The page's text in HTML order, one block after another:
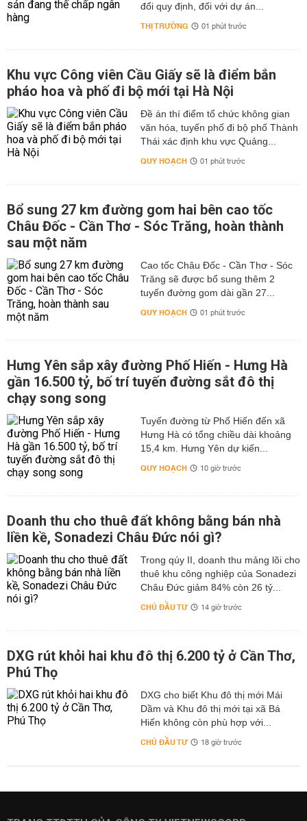
đổi quy định, đối với dự án...
THỊ TRƯỜNG 01 phút trước
Khu vực Công viên Cầu Giấy sẽ là điểm bắn
pháo hoa và phố đi bộ mới tại Hà Nội
Đề án thí điểm tổ chức không gian
văn hóa, tuyến phố đi bộ phố Thành
Thái xác định khu vực Quảng...
QUY HOẠCH 01 phút trước
Bổ sung 27 km đường gom hai bên cao tốc
Châu Đốc - Cần Thơ - Sóc Trăng, hoàn thành
sau một năm
Cao tốc Châu Đốc - Cần Thơ - Sóc
Trăng sẽ được bổ sung thêm 2
tuyến đường gom dài gần 27...
QUY HOẠCH 01 phút trước
Hưng Yên sắp xây đường Phố Hiến - Hưng Hà
gần 16.500 tỷ, bố trí tuyến đường sắt đô thị
chạy song song
Tuyến đường từ Phố Hiến đến xã
Hưng Hà có tổng chiều dài khoảng
15,4 km. Hưng Yên dự kiến...
QUY HOẠCH 10 giờ trước
Doanh thu cho thuê đất không bằng bán nhà
liền kề, Sonadezi Châu Đức nói gì?
Trong qúy II, doanh thu mảng lõi cho
thuê khu công nghiệp của Sonadezi
Châu Đức giảm 84% còn 26 tỷ...
CHỦ ĐẦU TƯ 14 giờ trước
DXG rút khỏi hai khu đô thị 6.200 tỷ ở Cần Thơ,
Phú Thọ
DXG cho biết Khu đô thị mới Mái
Dầm và Khu đô thị mới tại xã Bá
Hiến không còn phù hợp với...
CHỦ ĐẦU TƯ 18 giờ trước